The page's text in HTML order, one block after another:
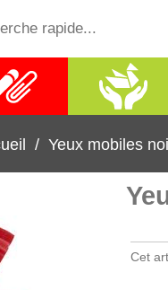
Activités
manuelles
/ Yeux mobiles
Cet